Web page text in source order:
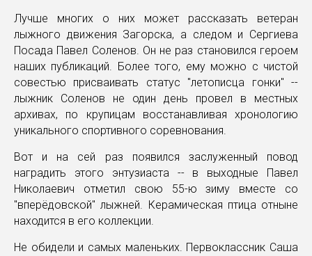
Лучше многих о них может рассказать ветеран
лыжного движения Загорска, а следом и Сергиева
Посада Павел Соленов. Он не раз становился героем
наших публикаций. Более того, ему можно с чистой
совестью присваивать статус "летописца гонки" --
лыжник Соленов не один день провел в местных
архивах, по крупицам восстанавливая хронологию
уникального спортивного соревнования.
Вот и на сей раз появился заслуженный повод
наградить этого энтузиаста -- в выходные Павел
Николаевич отметил свою 55-ю зиму вместе со
"вперёдовской" лыжней. Керамическая птица отныне
находится в его коллекции.
Не обидели и самых маленьких. Первоклассник Саша